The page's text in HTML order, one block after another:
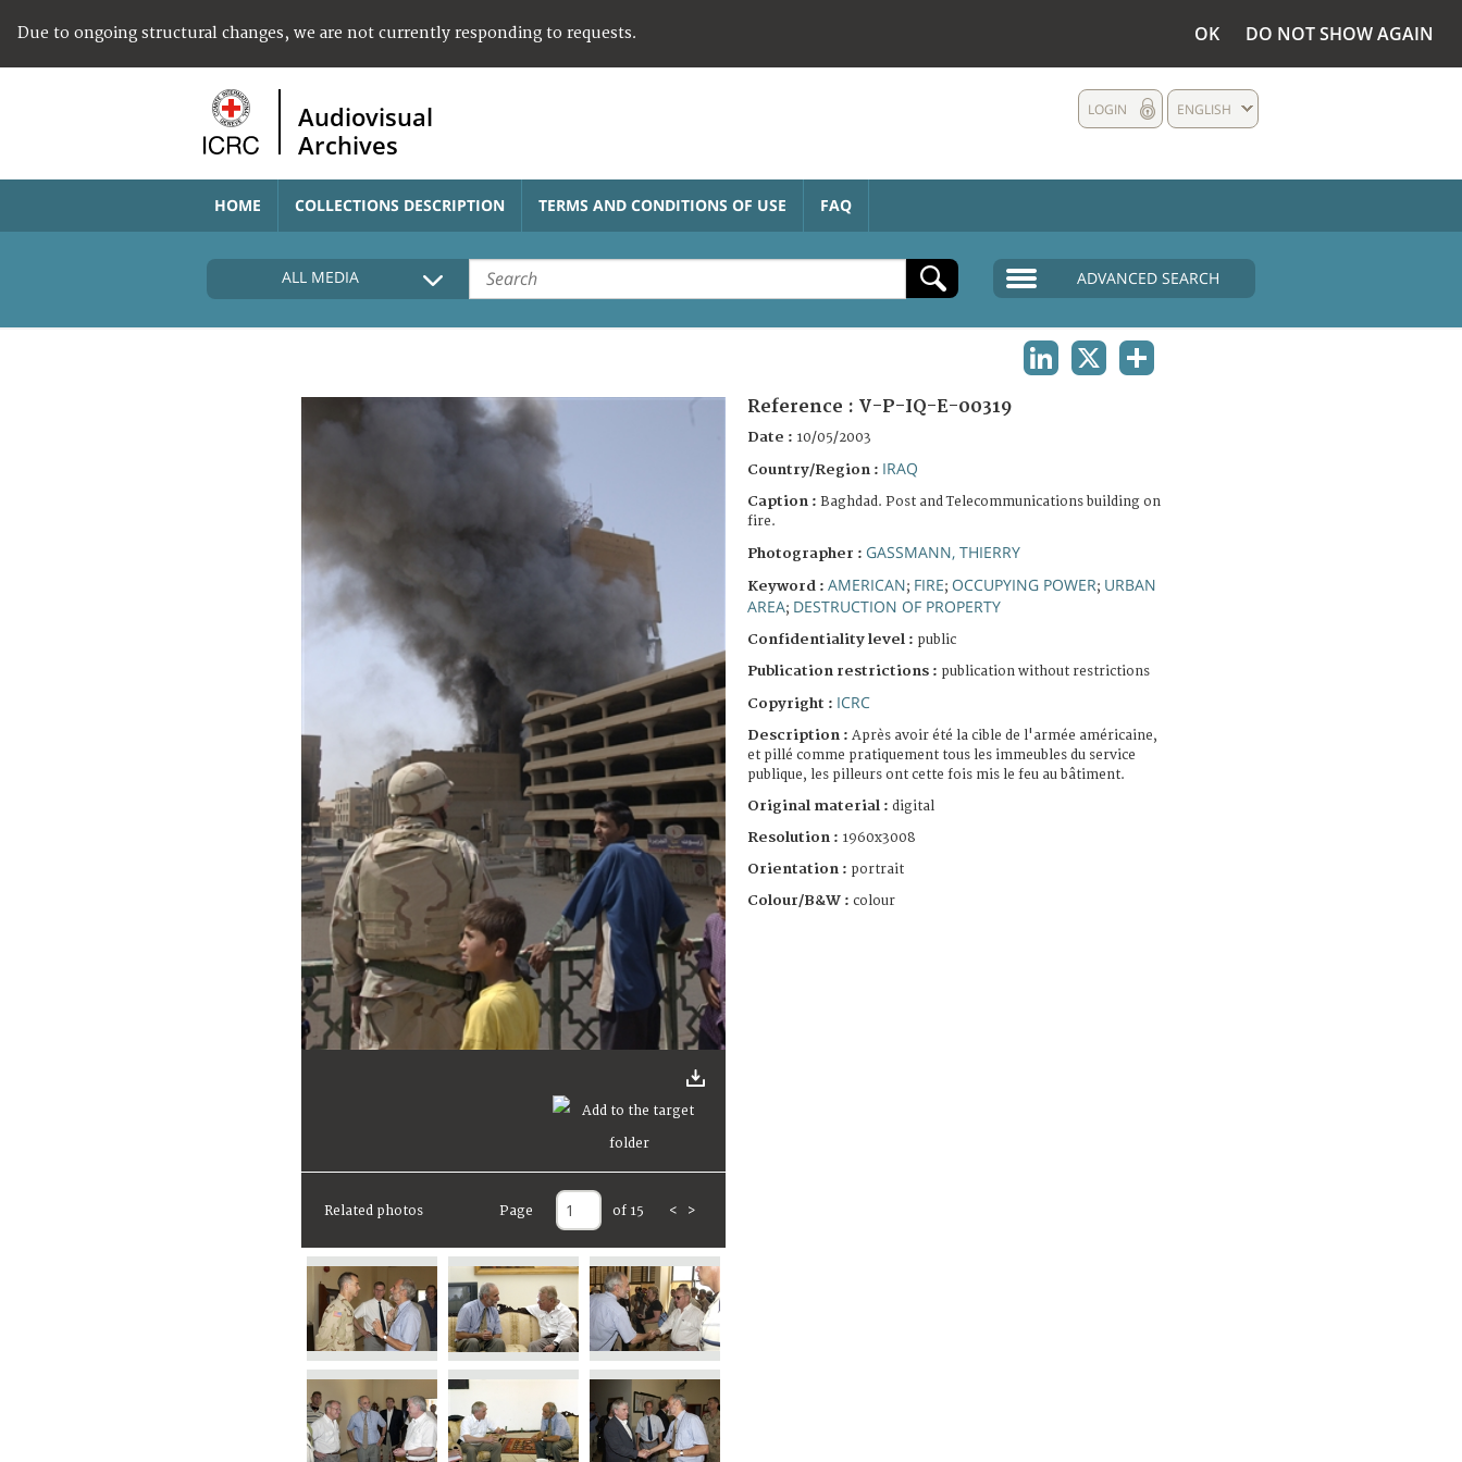
Due to ongoing structural changes, we are not currently responding to requests. OK DO NOT SHOW AGAIN
Audiovisual
Archives
ENGLISH
LOGIN
HOME COLLECTIONS DESCRIPTION TERMS AND CONDITIONS OF USE FAQ
ALL MEDIA ADVANCED SEARCH
Related photos Page of 15 < >
Reference : V-P-IQ-E-00319
Date : 10/05/2003
Country/Region : IRAQ
Caption : Baghdad. Post and Telecommunications building on
fire.
Photographer : GASSMANN, THIERRY
Keyword : AMERICAN; FIRE; OCCUPYING POWER; URBAN
AREA; DESTRUCTION OF PROPERTY
Confidentiality level : public
Publication restrictions : publication without restrictions
Copyright : ICRC
Description : Après avoir été la cible de l'armée américaine,
et pillé comme pratiquement tous les immeubles du service
publique, les pilleurs ont cette fois mis le feu au bâtiment.
Original material : digital
Resolution : 1960x3008
Orientation : portrait
Colour/B&W : colour